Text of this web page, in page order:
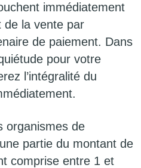
immédiatement
de la vente par
de paiement. Dans
pour votre
l’intégralité du
organismes de
partie du montant de
comprise entre 1 et